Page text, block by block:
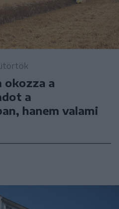
okozza a
a
hanem valami